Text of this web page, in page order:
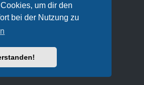
um dir den
bei der Nutzung zu